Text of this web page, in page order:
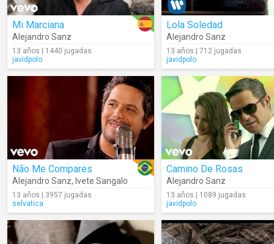
Mi Marciana
Alejandro Sanz
13 años | 1440 jugadas
javidpolo
Lola Soledad
Alejandro Sanz
13 años | 712 jugadas
javidpolo
Não Me Compares
Alejandro Sanz, Ivete Sangalo
13 años | 3957 jugadas
selvatica
Camino De Rosas
Alejandro Sanz
13 años | 1089 jugadas
javidpolo